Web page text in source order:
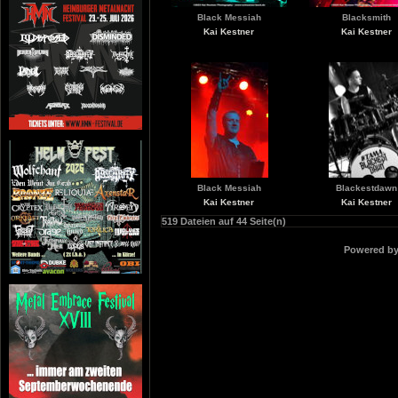
Black Messiah
Kai Kestner
Blacksmith
Kai Kestner
Black Messiah
Kai Kestner
Blackestdawn
Kai Kestner
519 Dateien auf 44 Seite(n)
Powered